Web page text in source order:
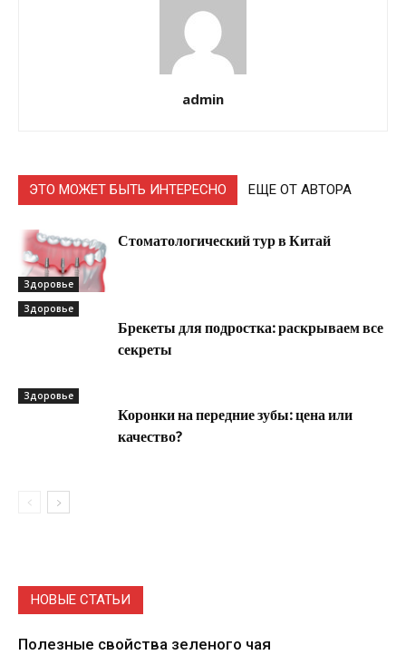
admin
ЭТО МОЖЕТ БЫТЬ ИНТЕРЕСНО ЕЩЕ ОТ АВТОРА
Здоровье
Стоматологический тур в Китай
Здоровье
Брекеты для подростка: раскрываем все
секреты
Здоровье
Коронки на передние зубы: цена или
качество?
НОВЫЕ СТАТЬИ
Полезные свойства зеленого чая